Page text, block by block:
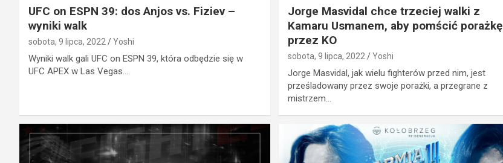
UFC on ESPN 39: dos Anjos vs. Fiziev –
wyniki walk
sobota, 9 lipca, 2022 Yoshi
Wyniki walk gali UFC on ESPN 39, która odbędzie się w
UFC APEX w Las Vegas.…
Jorge Masvidal chce trzeciej walki z
Kamaru Usmanem, aby pomścić porażkę
przez KO
sobota, 9 lipca, 2022 Yoshi
Jorge Masvidal, jak wielu fighterów przed nim, jest
prześladowany przez swoje porażki, a przegrane z
mistrzem…